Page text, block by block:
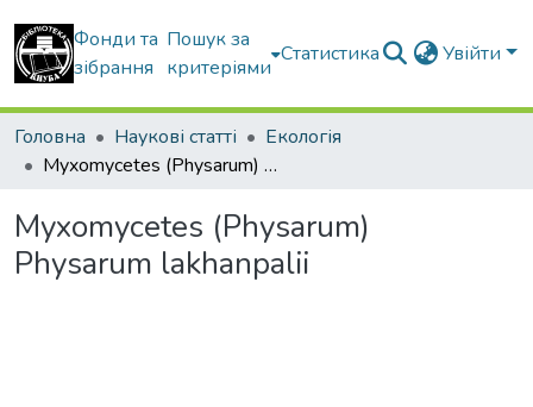
Фонди та
зібрання
Пошук за
критеріями
Статистика Увійти
Головна Наукові статті
Екологія
Myxomycetes (Physarum) Physarum lakhanpalii
Myxomycetes (Physarum)
Physarum lakhanpalii